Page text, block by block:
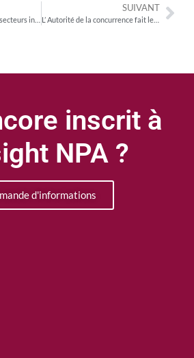
SUIVANT
L’ Autorité de la concurrence fait le point sur le marché des films EOF de catalogue et des droits préférentiels afférents
inscrit à
NPA ?
d'informations